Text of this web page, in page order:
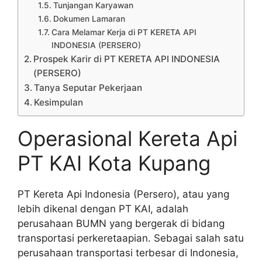
Tunjangan Karyawan
Dokumen Lamaran
Cara Melamar Kerja di PT KERETA API
INDONESIA (PERSERO)
Prospek Karir di PT KERETA API INDONESIA
(PERSERO)
Tanya Seputar Pekerjaan
Kesimpulan
Operasional Kereta Api
PT KAI Kota Kupang
PT Kereta Api Indonesia (Persero), atau yang
lebih dikenal dengan PT KAI, adalah
perusahaan BUMN yang bergerak di bidang
transportasi perkeretaapian. Sebagai salah satu
perusahaan transportasi terbesar di Indonesia,